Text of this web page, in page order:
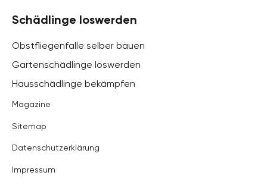
Schädlinge loswerden
Obstfliegenfalle selber bauen
Gartenschädlinge loswerden
Hausschädlinge bekämpfen
Magazine
Sitemap
Datenschutzerklärung
Impressum